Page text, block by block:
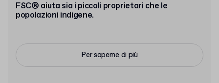
FSC® aiuta sia i piccoli proprietari che le
popolazioni indigene.
Per saperne di più